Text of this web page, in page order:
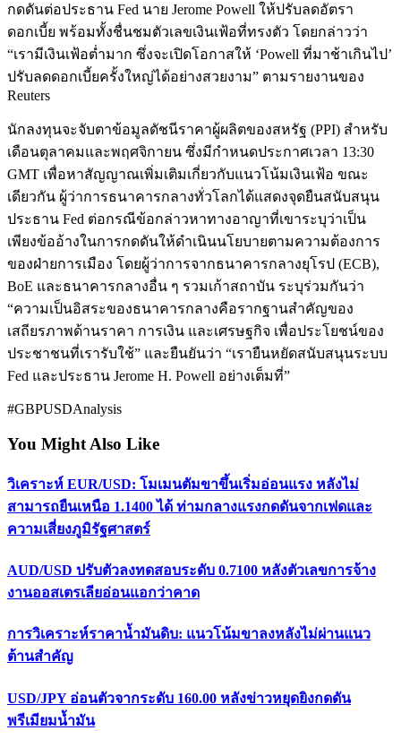
กดดันต่อประธาน Fed นาย Jerome Powell ให้ปรับลดอัตรา
ดอกเบี้ย พร้อมทั้งชื่นชมตัวเลขเงินเฟ้อที่ทรงตัว โดยกล่าวว่า
“เรามีเงินเฟ้อต่ำมาก ซึ่งจะเปิดโอกาสให้ ‘Powell ที่มาช้าเกินไป’
ปรับลดดอกเบี้ยครั้งใหญ่ได้อย่างสวยงาม” ตามรายงานของ
Reuters
นักลงทุนจะจับตาข้อมูลดัชนีราคาผู้ผลิตของสหรัฐ (PPI) สำหรับ
เดือนตุลาคมและพฤศจิกายน ซึ่งมีกำหนดประกาศเวลา 13:30
GMT เพื่อหาสัญญาณเพิ่มเติมเกี่ยวกับแนวโน้มเงินเฟ้อ ขณะ
เดียวกัน ผู้ว่าการธนาคารกลางทั่วโลกได้แสดงจุดยืนสนับสนุน
ประธาน Fed ต่อกรณีข้อกล่าวหาทางอาญาที่เขาระบุว่าเป็น
เพียงข้ออ้างในการกดดันให้ดำเนินนโยบายตามความต้องการ
ของฝ่ายการเมือง โดยผู้ว่าการจากธนาคารกลางยุโรป (ECB),
BoE และธนาคารกลางอื่น ๆ รวมเก้าสถาบัน ระบุร่วมกันว่า
“ความเป็นอิสระของธนาคารกลางคือรากฐานสำคัญของ
เสถียรภาพด้านราคา การเงิน และเศรษฐกิจ เพื่อประโยชน์ของ
ประชาชนที่เรารับใช้” และยืนยันว่า “เรายืนหยัดสนับสนุนระบบ
Fed และประธาน Jerome H. Powell อย่างเต็มที่”
#GBPUSDAnalysis
You Might Also Like
วิเคราะห์ EUR/USD: โมเมนตัมขาขึ้นเริ่มอ่อนแรง หลังไม่
สามารถยืนเหนือ 1.1400 ได้ ท่ามกลางแรงกดดันจากเฟดและ
ความเสี่ยงภูมิรัฐศาสตร์
AUD/USD ปรับตัวลงทดสอบระดับ 0.7100 หลังตัวเลขการจ้าง
งานออสเตรเลียอ่อนแอกว่าคาด
การวิเคราะห์ราคาน้ำมันดิบ: แนวโน้มขาลงหลังไม่ผ่านแนว
ต้านสำคัญ
USD/JPY อ่อนตัวจากระดับ 160.00 หลังข่าวหยุดยิงกดดัน
พรีเมียมน้ำมัน